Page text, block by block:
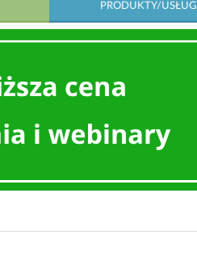
PRODUKTY/USŁUGI